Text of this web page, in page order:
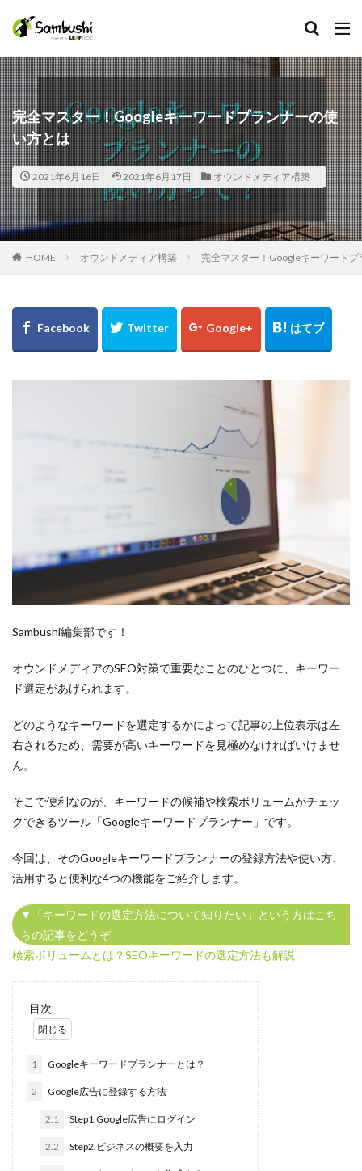
完全マスター！Googleキーワードプランナーの使
い方とは
2021年6月16日 2021年6月17日 オウンドメディア構築
HOME オウンドメディア構築 完全マスター！Googleキーワード
Sambushi編集部です！
オウンドメディアのSEO対策で重要なことのひとつに、キーワー
ド選定があげられます。
どのようなキーワードを選定するかによって記事の上位表示は左
右されるため、需要が高いキーワードを見極めなければいけませ
ん。
そこで便利なのが、キーワードの候補や検索ボリュームがチェッ
クできるツール「Googleキーワードプランナー」です。
今回は、そのGoogleキーワードプランナーの登録方法や使い方、
活用すると便利な4つの機能をご紹介します。
▼「キーワードの選定方法について知りたい」という方はこち
らの記事をどうぞ
検索ボリュームとは？SEOキーワードの選定方法も解説
目次
1 Googleキーワードプランナーとは？
2 Google広告に登録する方法
2.1 Step1.Google広告にログイン
2.2 Step2.ビジネスの概要を入力
カテゴリー
タグ
Facebook
在宅手当
採用担当
採用広報
使い方
介護
人材
人事
文字数
ライター
違い
運用
返信が来ない
評判
福利厚生
社員
研修
現状
特徴